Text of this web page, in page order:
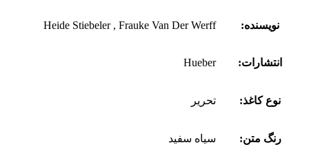
نویسنده: Heide Stiebeler , Frauke Van Der Werff
انتشارات: Hueber
نوع کاغذ: تحریر
رنگ متن: سیاه سفید